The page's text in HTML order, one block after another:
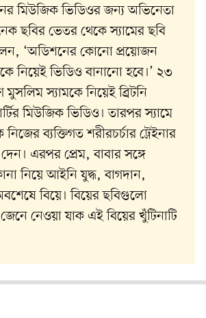
মিউজিক ভিডিওর জন্য অভিনেতা
ছবির ভেতর থেকে স্যামের ছবি
‘অডিশনের কোনো প্রয়োজন
নিয়েই ভিডিও বানানো হবে।’ ২৩
স্যামকে নিয়েই ব্রিটনি
মিউজিক ভিডিও। তারপর স্যামে
নিজের ব্যক্তিগত শরীরচর্চার ট্রেইনার
এরপর প্রেম, বাবার সঙ্গে
নিয়ে আইনি যুদ্ধ, বাগদান,
বিয়ে। বিয়ের ছবিগুলো
নেওয়া যাক এই বিয়ের খুঁটিনাটি